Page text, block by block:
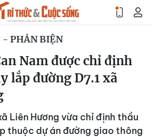
- PHẢN BIỆN
Nam được chỉ định
lắp đường D7.1 xã
Liên Hương vừa chỉ định thầu
thuộc dự án đường giao thông